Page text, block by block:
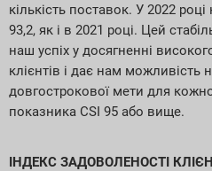
кількість поставок. У 2022
93,2, як і в 2021 році. Цей
наш успіх у досягненні
клієнтів і дає нам можливість
довгострокової мети для
показника CSI 95 або вище.
ІНДЕКС ЗАДОВОЛЕНОСТІ